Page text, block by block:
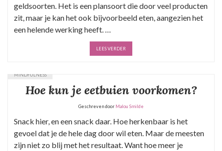
geldsoorten. Het is een plansoort die door veel producten
zit, maar je kan het ook bijvoorbeeld eten, aangezien het
een helende werking heeft. …
LEES VERDER
MINDFULNESS
Hoe kun je eetbuien voorkomen?
Geschreven door Malou Smilde
Snack hier, en een snack daar. Hoe herkenbaar is het
gevoel dat je de hele dag door wil eten. Maar de meesten
zijn niet zo blij met het resultaat. Want hoe meer je